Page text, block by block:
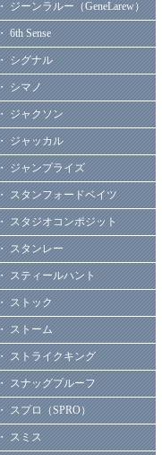
・ ジーンラルー（GeneLarew）
・ 6th Sense
・ シグナル
・ シマノ
・ ジャクソン
・ ジャッカル
・ ジャンプライズ
・ スタンフォードベイツ
・ スタジオコンポジット
・ スタンレー
・ スティールハント
・ ストック
・ ストーム
・ ストライクキング
・ スナッグプルーフ
・ スプロ（SPRO）
・ スミス